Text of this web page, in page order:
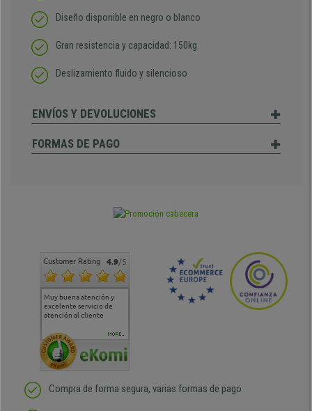
Diseño disponible en negro o blanco
Gran resistencia y capacidad: 150kg
Deslizamiento fluido y silencioso
ENVÍOS Y DEVOLUCIONES
FORMAS DE PAGO
Customer Rating 4.9/5
Muy buena atención y
excelente servicio de
atención al cliente
Muy buena atención de
cara al asesoramiento
Si estoy contento
MORE...
Compra de forma segura, varias formas de pago